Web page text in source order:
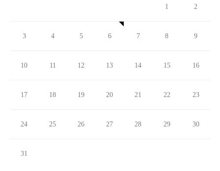
1 2
3 4 5 6 7 8 9
10 11 12 13 14 15 16
17 18 19 20 21 22 23
24 25 26 27 28 29 30
31